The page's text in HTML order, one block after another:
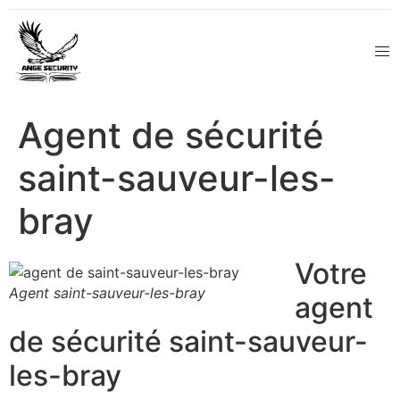
Agent de sécurité
saint-sauveur-les-
bray
Agent saint-sauveur-les-bray
Votre
agent
de sécurité saint-sauveur-
les-bray